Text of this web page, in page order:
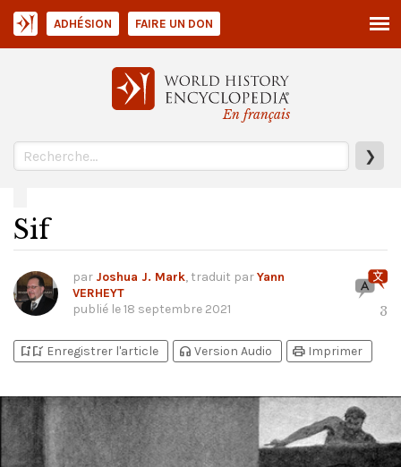
En français
❯
ADHÉSION FAIRE UN DON
Sif
par Joshua J. Mark, traduit parYann
VERHEYT
publié le18 septembre 2021 3
bookmark_addbookmark_added Enregistrer l'article headphones Version Audio print Imprimer